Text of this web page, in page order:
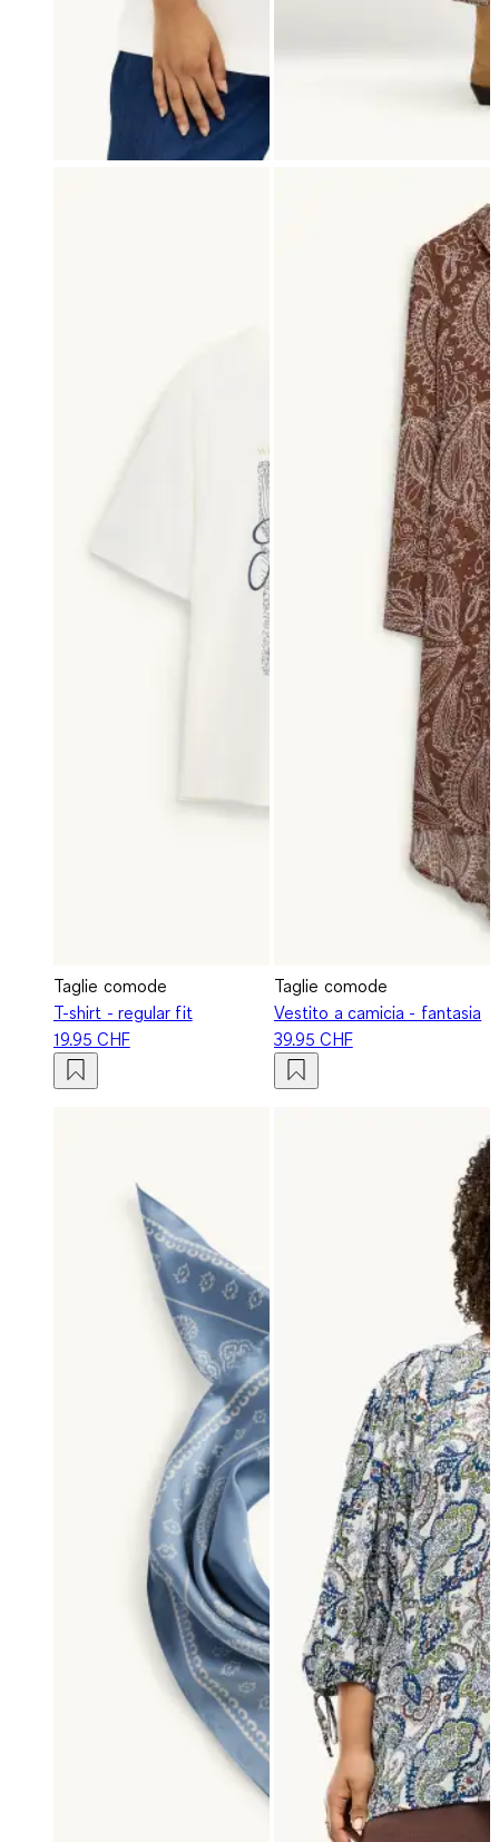
Taglie comode
T-shirt - regular fit
19.95 CHF
Taglie comode
Vestito a camicia - fantasia
39.95 CHF